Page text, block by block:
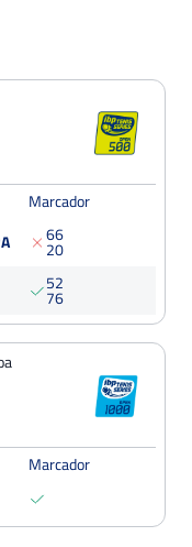
2
15
Marcador
6
2
6
0
5
7
2
6
Marcador